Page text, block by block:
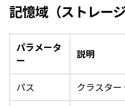
記憶域（ストレー
パラメータ
ー
説明
パス
クラスター